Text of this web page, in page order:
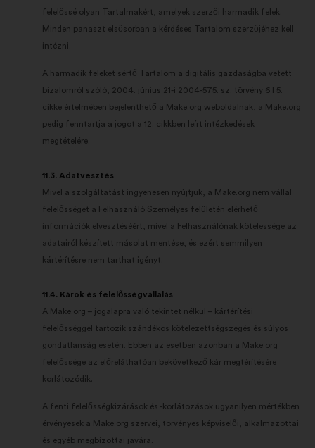
felelőssé olyan Tartalmakért, amelyek szerzői harmadik felek.
Minden panaszt elsősorban a kérdéses Tartalom szerzőjéhez kell
intézni.
A harmadik feleket sértő Tartalom a digitális gazdaságba vetett
bizalomról szóló, 2004. június 21-i 2004-575. sz. törvény 6 I 5.
cikke értelmében bejelenthető a Make.org weboldalnak, a Make.org
pedig fenntartja a jogot a 12. cikkben leírt intézkedések
megtételére.
11.3. Adatvesztés
Mivel a szolgáltatást ingyenesen nyújtjuk, a Make.org nem vállal
felelősséget a Felhasználó Személyes felületén elérhető
információk elvesztéséért, mivel a Felhasználónak kötelessége az
adatairól készített másolat mentése, és ezért semmilyen
kártérítésre nem tarthat igényt.
11.4. Károk és felelősségvállalás
A Make.org – jogalapra való tekintet nélkül – kártérítési
felelősséggel tartozik szándékos kötelezettségszegés és súlyos
gondatlanság esetén. Ebben az esetben azonban a Make.org
felelőssége az előreláthatóan bekövetkező kár megtérítésére
korlátozódik.
A fenti felelősségkizárások és -korlátozások ugyanilyen mértékben
érvényesek a Make.org szervei, törvényes képviselői, alkalmazottai
és egyéb megbízottai javára.